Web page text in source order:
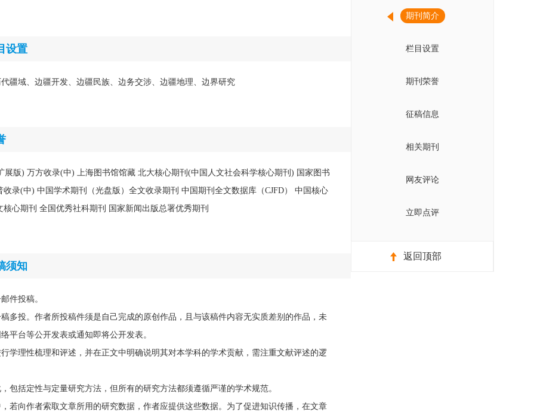
设置
疆域、边疆开发、边疆民族、边务交涉、边疆地理、边界研究
展版) 万方收录(中) 上海图书馆馆藏 北大核心期刊(中国人文社会科学核心期刊) 国家图书
录(中) 中国学术期刊（光盘版）全文收录期刊 中国期刊全文数据库（CJFD） 中国核心
心期刊 全国优秀社科期刊 国家新闻出版总署优秀期刊
须知
件投稿。
多投。作者所投稿件须是自己完成的原创作品，且与该稿件内容无实质差别的作品，未
平台等公开发表或通知即将公开发表。
学理性梳理和评述，并在正文中明确说明其对本学科的学术贡献，需注重文献评述的逻
包括定性与定量研究方法，但所有的研究方法都须遵循严谨的学术规范。
若向作者索取文章所用的研究数据，作者应提供这些数据。为了促进知识传播，在文章
期刊简介
栏目设置
期刊荣誉
征稿信息
相关期刊
网友评论
立即点评
返回顶部